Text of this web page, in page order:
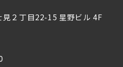
２丁目22-15 星野ビル 4F